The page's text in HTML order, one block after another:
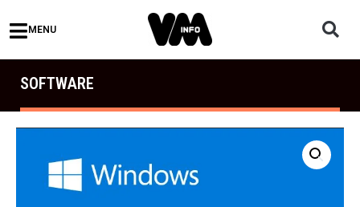
MENU
SOFTWARE